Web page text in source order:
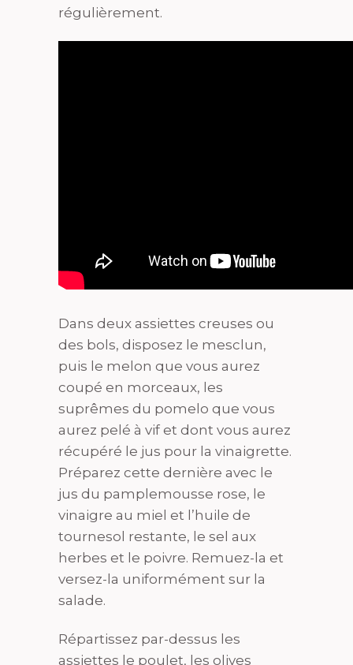
régulièrement.
Dans deux assiettes creuses ou
des bols, disposez le mesclun,
puis le melon que vous aurez
coupé en morceaux, les
suprêmes du pomelo que vous
aurez pelé à vif et dont vous aurez
récupéré le jus pour la vinaigrette.
Préparez cette dernière avec le
jus du pamplemousse rose, le
vinaigre au miel et l’huile de
tournesol restante, le sel aux
herbes et le poivre. Remuez-la et
versez-la uniformément sur la
salade.
Répartissez par-dessus les
assiettes le poulet, les olives